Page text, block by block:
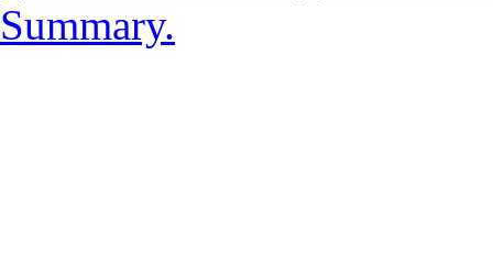
Summary.